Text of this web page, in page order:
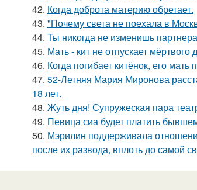
42. Когда доброта материю обретает.
43. "Почему света не поехала в
44. Ты никогда не изменишь
45. Мать - кит не отпускает
46. Когда погибает китёнок, его мать
47. 52-Летняя Мария Миронова
18 лет.
48. Жуть дня! Супружеская пара
49. Певица сиа будет платить
50. Мэрилин поддерживала
после их развода, вплоть до самой